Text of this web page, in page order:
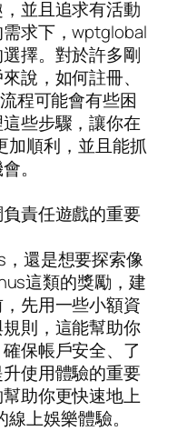
並且追求有活動
求下，wptglobal
擇。對於許多剛
說，如何註冊、
程可能會有些困
些步驟，讓你在
加順利，並且能抓
。
責任遊戲的重要
還是想要探索像
這類的獎勵，建
先用一些小額資
則，這能幫助你
保帳戶安全、了
使用體驗的重要
助你更快速地上
上娛樂體驗。